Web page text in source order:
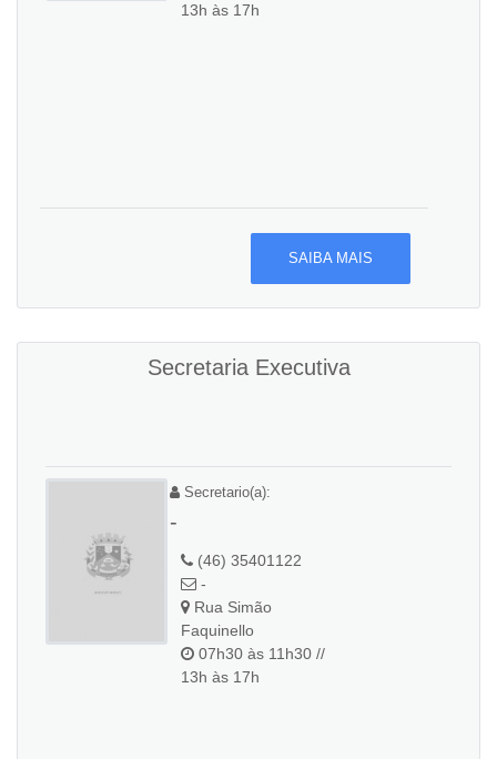
13h às 17h
SAIBA MAIS
Secretaria Executiva
Secretario(a):
-
(46) 35401122
-
Rua Simão
Faquinello
07h30 às 11h30 //
13h às 17h